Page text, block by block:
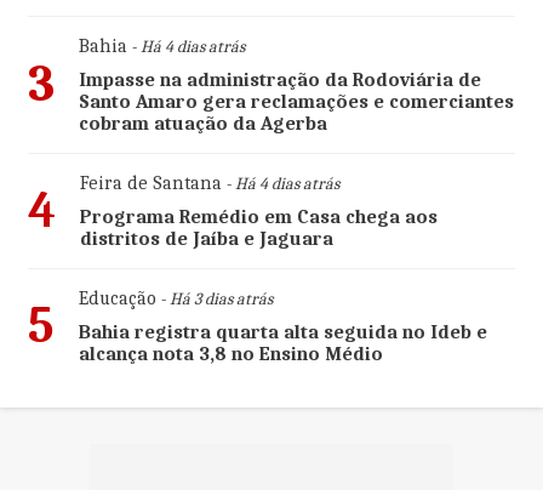
3
Bahia- Há 4 dias atrás
Impasse na administração da Rodoviária de
Santo Amaro gera reclamações e comerciantes
cobram atuação da Agerba
4 Feira de Santana- Há 4 dias atrás
Programa Remédio em Casa chega aos
distritos de Jaíba e Jaguara
5 Educação - Há 3 dias atrás
Bahia registra quarta alta seguida no Ideb e
alcança nota 3,8 no Ensino Médio